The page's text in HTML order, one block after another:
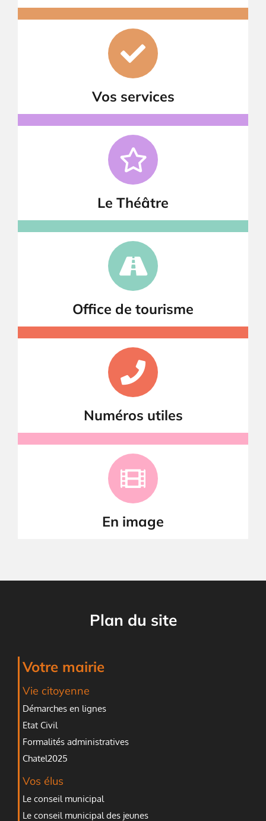
Vos services
Le Théâtre
Office de tourisme
Numéros utiles
En image
Plan du site
Votre mairie
Vie citoyenne
Démarches en lignes
Etat Civil
Formalités administratives
Chatel2025
Vos élus
Le conseil municipal
Le conseil municipal des jeunes